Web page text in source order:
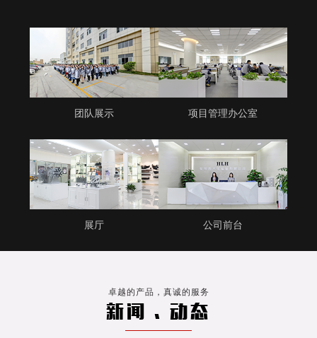
团队展示 项目管理办公室
展厅 公司前台
卓越的产品，真诚的服务
新闻 . 动态